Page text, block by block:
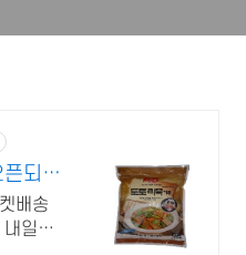
되는
배송
일도